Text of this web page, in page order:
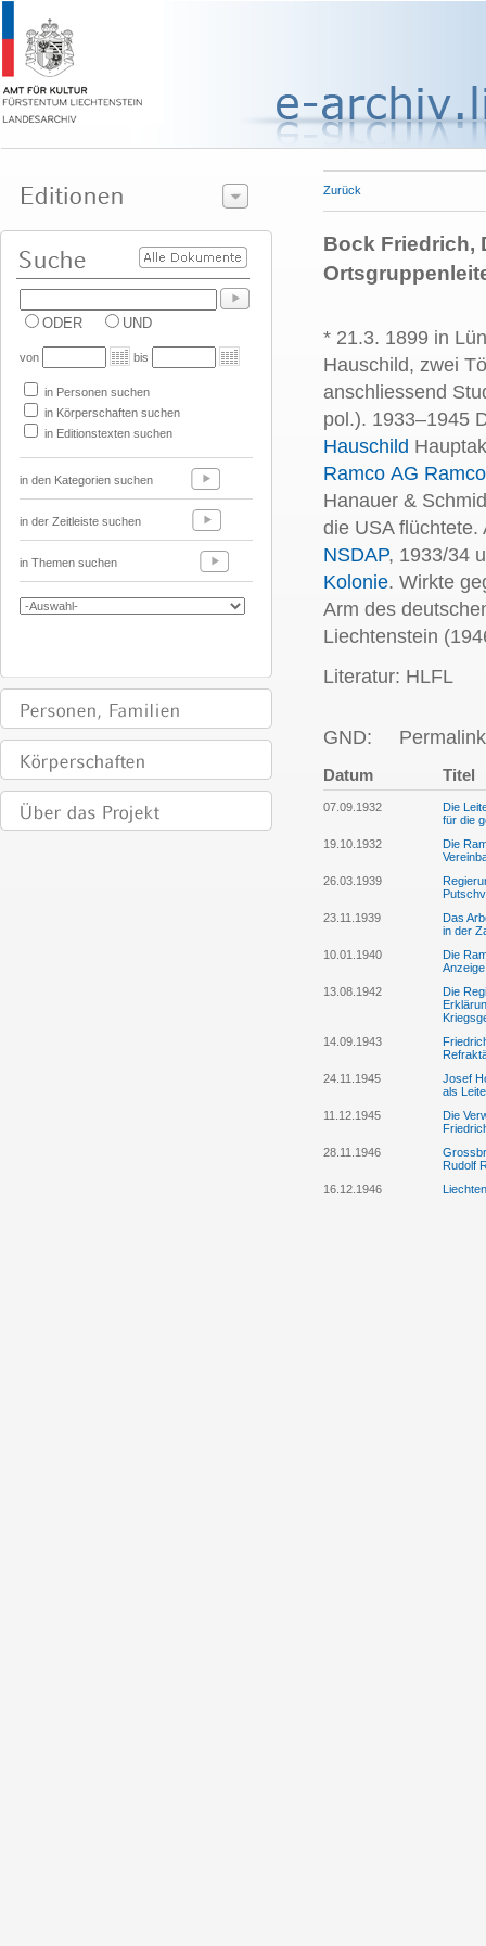
ODER UND
von bis
in Personen suchen
in Körperschaften suchen
in Editionstexten suchen
in den Kategorien suchen
in der Zeitleiste suchen
in Themen suchen
Zurück
Bock Friedrich,
* 21.3. 1899 in
Hauschild, zwei
anschliessend
pol.). 1933–1945
Hauschild
Ramco AG
Hanauer &
die USA
NSDAP, 1933/34
Kolonie. Wirkte
Arm des
Liechtenstein
Literatur: HLFL
GND:
Datum Titel
07.09.1932
Die
für die
19.10.1932
Die
26.03.1939
23.11.1939
Das
in der
10.01.1940
Die
13.08.1942
Die
14.09.1943
24.11.1945
Josef
als
11.12.1945
Die
28.11.1946
Rudolf
16.12.1946